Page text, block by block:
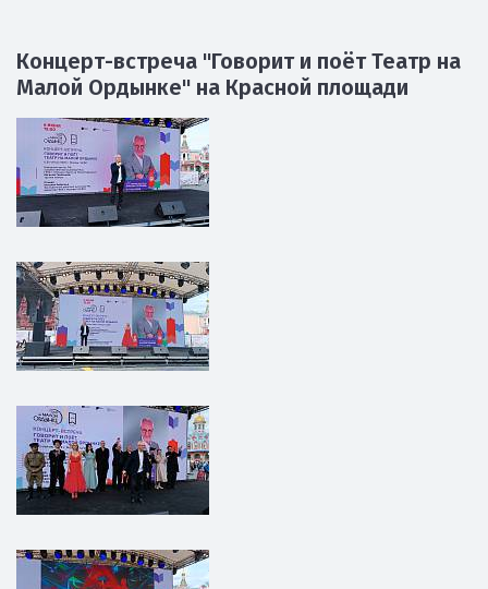
Концерт-встреча "Говорит и поёт Театр на
Малой Ордынке" на Красной площади